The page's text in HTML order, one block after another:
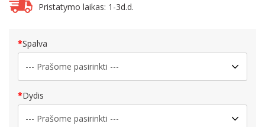
Pristatymo laikas: 1-3d.d.
Spalva
Dydis